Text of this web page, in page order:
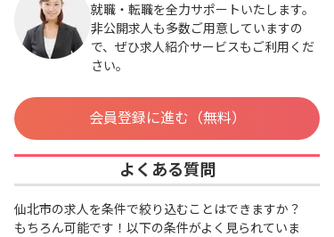
就職・転職を全力サポートいたします。
非公開求人も多数ご用意していますの
で、ぜひ求人紹介サービスもご利用くだ
さい。
会員登録に進む（無料）
よくある質問
仙北市の求人を条件で絞り込むことはできますか？
もちろん可能です！以下の条件がよく見られていま